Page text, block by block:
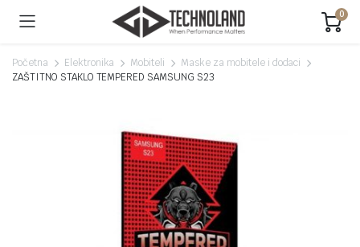
0
Početna Elektronika Mobiteli
Maske za mobitele i dodaci
ZAŠTITNO STAKLO TEMPERED SAMSUNG S23